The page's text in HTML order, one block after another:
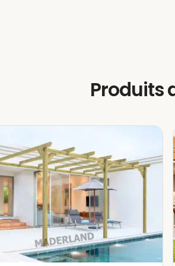
les images du produit en 3D.
par sa durabilité et son
l’arsenic. Ce processus
environnementaux,
années.
que dans les pergolas
leurs éléments tels que les
dilatation et la contraction
Seules les
Produits